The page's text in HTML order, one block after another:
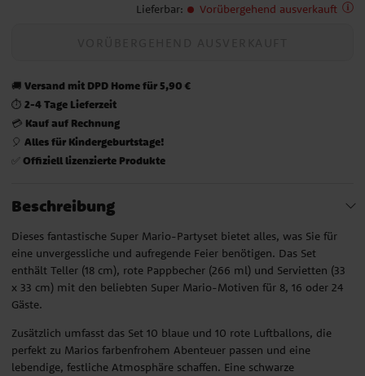
Lieferbar: Vorübergehend ausverkauft
🚚 Versand mit DPD Home für 5,90 €
⏱️ 2-4 Tage Lieferzeit
💳 Kauf auf Rechnung
🎈 Alles für Kindergeburtstage!
✅ Offiziell lizenzierte Produkte
Beschreibung
Dieses fantastische Super Mario-Partyset bietet alles, was Sie für
eine unvergessliche und aufregende Feier benötigen. Das Set
enthält Teller (18 cm), rote Pappbecher (266 ml) und Servietten (33
x 33 cm) mit den beliebten Super Mario-Motiven für 8, 16 oder 24
Gäste.
Zusätzlich umfasst das Set 10 blaue und 10 rote Luftballons, die
perfekt zu Marios farbenfrohem Abenteuer passen und eine
lebendige, festliche Atmosphäre schaffen. Eine schwarze